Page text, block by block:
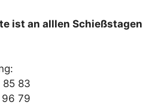
ist an alllen Schießstagen
85 83
79